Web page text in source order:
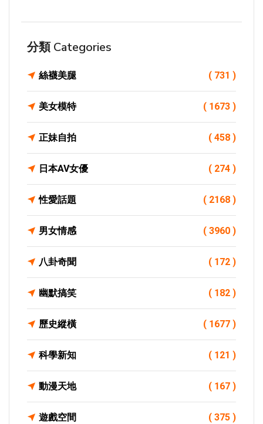
分類 Categories
絲襪美腿 ( 731 )
美女模特 ( 1673 )
正妹自拍 ( 458 )
日本AV女優 ( 274 )
性愛話題 ( 2168 )
男女情感 ( 3960 )
八卦奇聞 ( 172 )
幽默搞笑 ( 182 )
歷史縱橫 ( 1677 )
科學新知 ( 121 )
動漫天地 ( 167 )
遊戲空間 ( 375 )